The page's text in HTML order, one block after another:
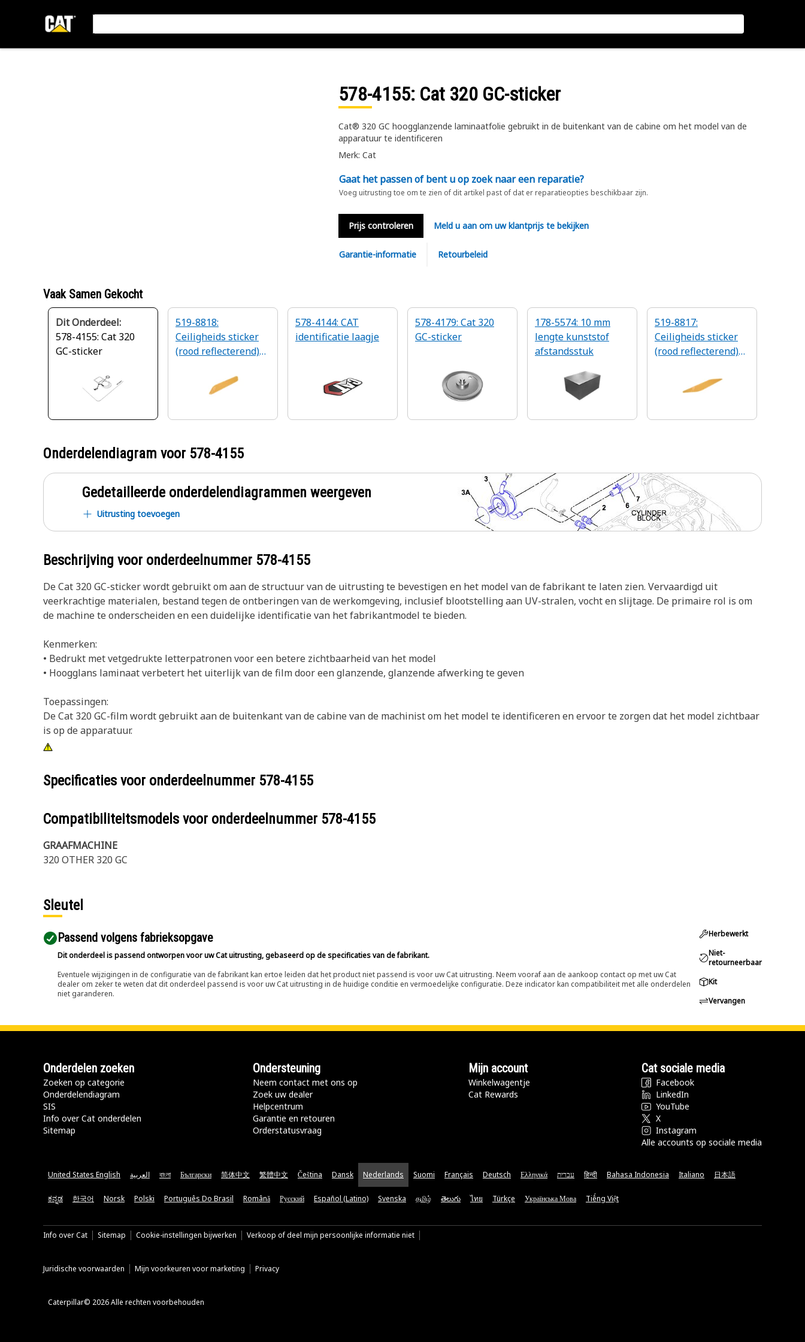
578-4155: Cat 320 GC-sticker
Cat® 320 GC hoogglanzende laminaatfolie gebruikt in de buitenkant van de cabine om het model van de
apparatuur te identificeren
Merk: Cat
Gaat het passen of bent u op zoek naar een reparatie?
Voeg uitrusting toe om te zien of dit artikel past of dat er reparatieopties beschikbaar zijn.
Prijs controleren Meld u aan om uw klantprijs te bekijken
Garantie-informatie Retourbeleid
Vaak Samen Gekocht
Dit Onderdeel:
578-4155: Cat 320
GC-sticker
519-8818:
Ceiligheids sticker
(rood reflecterend)
578-4144: CAT
identificatie laagje
578-4179: Cat 320
GC-sticker
178-5574: 10 mm
lengte kunststof
afstandsstuk
519-8817:
Ceiligheids sticker
(rood reflecterend)
Onderdelendiagram voor 578-4155
Gedetailleerde onderdelendiagrammen weergeven
Uitrusting toevoegen
Beschrijving voor onderdeelnummer 578-4155
De Cat 320 GC-sticker wordt gebruikt om aan de structuur van de uitrusting te bevestigen en het model van de fabrikant te laten zien. Vervaardigd uit
veerkrachtige materialen, bestand tegen de ontberingen van de werkomgeving, inclusief blootstelling aan UV-stralen, vocht en slijtage. De primaire rol is om
de machine te onderscheiden en een duidelijke identificatie van het fabrikantmodel te bieden.
Kenmerken:
• Bedrukt met vetgedrukte letterpatronen voor een betere zichtbaarheid van het model
• Hoogglans laminaat verbetert het uiterlijk van de film door een glanzende, glanzende afwerking te geven
Toepassingen:
De Cat 320 GC-film wordt gebruikt aan de buitenkant van de cabine van de machinist om het model te identificeren en ervoor te zorgen dat het model zichtbaar
is op de apparatuur.
Specificaties voor onderdeelnummer 578-4155
Compatibiliteitsmodels voor onderdeelnummer 578-4155
GRAAFMACHINE
320 OTHER 320 GC
Sleutel
Passend volgens fabrieksopgave
Dit onderdeel is passend ontworpen voor uw Cat uitrusting, gebaseerd op de specificaties van de fabrikant.
Eventuele wijzigingen in de configuratie van de fabrikant kan ertoe leiden dat het product niet passend is voor uw Cat uitrusting. Neem vooraf aan de aankoop contact op met uw Cat
dealer om zeker te weten dat dit onderdeel passend is voor uw Cat uitrusting in de huidige conditie en vermoedelijke configuratie. Deze indicator kan compatibiliteit met alle onderdelen
niet garanderen.
Herbewerkt
Niet-
retourneerbaar
Kit
Vervangen
Onderdelen zoeken
Zoeken op categorie
Onderdelendiagram
SIS
Info over Cat onderdelen
Sitemap
Ondersteuning
Neem contact met ons op
Zoek uw dealer
Helpcentrum
Garantie en retouren
Orderstatusvraag
Mijn account
Winkelwagentje
Cat Rewards
Cat sociale media
Facebook
LinkedIn
YouTube
X
Instagram
Alle accounts op sociale media
United States English العربية বাংলা Български 简体中文 繁體中文 Čeština Dansk Nederlands Suomi Français Deutsch Ελληνικά עברית हिन्दी Bahasa Indonesia Italiano 日本語
ಕನ್ನಡ 한국어 Norsk Polski Português Do Brasil Română Русский Español (Latino) Svenska தமிழ் తెలుగు ไทย Türkçe Українська Мова Tiếng Việt
Info over Cat Sitemap Cookie-instellingen bijwerken Verkoop of deel mijn persoonlijke informatie niet
Juridische voorwaarden Mijn voorkeuren voor marketing Privacy
Caterpillar© 2026 Alle rechten voorbehouden